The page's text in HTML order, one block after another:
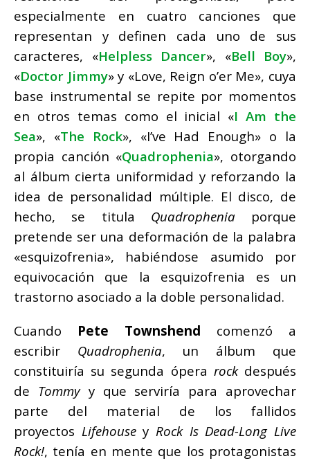
especialmente en cuatro canciones que
representan y definen cada uno de sus
caracteres, «Helpless Dancer», «Bell Boy»,
«Doctor Jimmy» y «Love, Reign o’er Me», cuya
base instrumental se repite por momentos
en otros temas como el inicial «I Am the
Sea», «The Rock», «I’ve Had Enough» o la
propia canción «Quadrophenia», otorgando
al álbum cierta uniformidad y reforzando la
idea de personalidad múltiple. El disco, de
hecho, se titula Quadrophenia porque
pretende ser una deformación de la palabra
«esquizofrenia», habiéndose asumido por
equivocación que la esquizofrenia es un
trastorno asociado a la doble personalidad.
Cuando Pete Townshend comenzó a
escribir Quadrophenia, un álbum que
constituiría su segunda ópera rock después
de Tommy y que serviría para aprovechar
parte del material de los fallidos
proyectos LifehouseyRock Is Dead-Long Live
Rock!, tenía en mente que los protagonistas